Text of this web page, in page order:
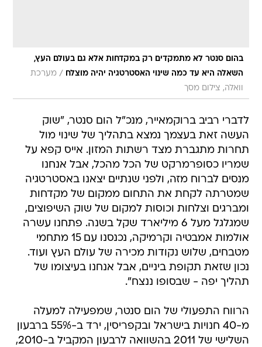
בהום סנטר לא מתמקדים רק במקדחות אלא גם בעולם העץ,
השאלה היא עד כמה שינוי האסטרטגיה יהיה מוצלח
/ מערכת
וואלה, צילום מסך
לדברי רביב ברוקמאייר, מנכ"ל הום סנטר, "שוק
העשה זאת בעצמך נמצא בתהליך של שינוי מול
תחרות מתגברת מצד רשתות המזון. אייס קפא על
שמריו כסופרמרקט של הכל מהכל, אבל אנחנו
מנסים לברוח מזה, ולפני שנתיים יצאנו באסטרטגיה
שמטרתה לקחת את התחום ממקום של מקדחות
ומברגים וצלחות וכוסות למקום של שוק השיפוצים,
שמגלגל מעל 6 מיליארד שקל בשנה. פתחנו עשרה
אולמות אמבטיה וקרמיקה, נכנסנו עם 15 מתחמי
מטבחים, שלוש נקודות מכירה של עולם העץ ועוד.
נכון שזאת תקופת ביניים, אבל אנחנו בעיצומו של
תהליך יפה - שבסופו ננצח".
הרווח התפעולי של הום סנטר, שמפעילה למעלה
מ-40 חנויות בישראל ובקפריסין, ירד ב-55% ברבעון
השלישי של 2011 בהשוואה לרבעון המקביל ב-2010,